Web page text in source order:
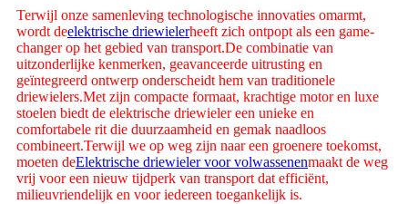
Terwijl onze samenleving technologische innovaties omarmt,
wordt deelektrische driewielerheeft zich ontpopt als een game-
changer op het gebied van transport.De combinatie van
uitzonderlijke kenmerken, geavanceerde uitrusting en
geïntegreerd ontwerp onderscheidt hem van traditionele
driewielers.Met zijn compacte formaat, krachtige motor en luxe
stoelen biedt de elektrische driewieler een unieke en
comfortabele rit die duurzaamheid en gemak naadloos
combineert.Terwijl we op weg zijn naar een groenere toekomst,
moeten deElektrische driewieler voor volwassenenmaakt de weg
vrij voor een nieuw tijdperk van transport dat efficiënt,
milieuvriendelijk en voor iedereen toegankelijk is.